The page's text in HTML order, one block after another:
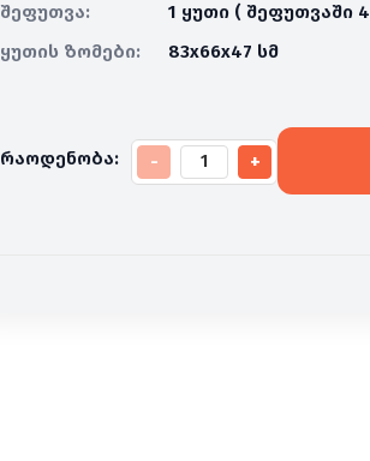
შეფუთვა:
1 ყუთი ( შეფუთვაში
ყუთის ზომები:
83x66x47 სმ
რაოდენობა:
რაოდენობა:
- +